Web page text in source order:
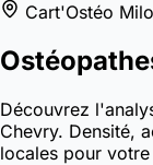
Cart'Ostéo
Découvrez
Chevry. Densité,
locales pour